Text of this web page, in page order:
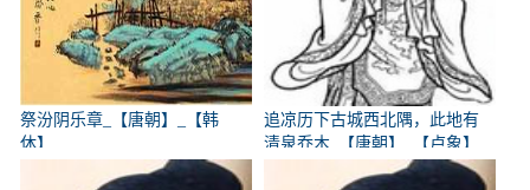
祭汾阴乐章_【唐朝】_【韩
休】
追凉历下古城西北隅，此地有
清泉乔木_【唐朝】_【卢象】